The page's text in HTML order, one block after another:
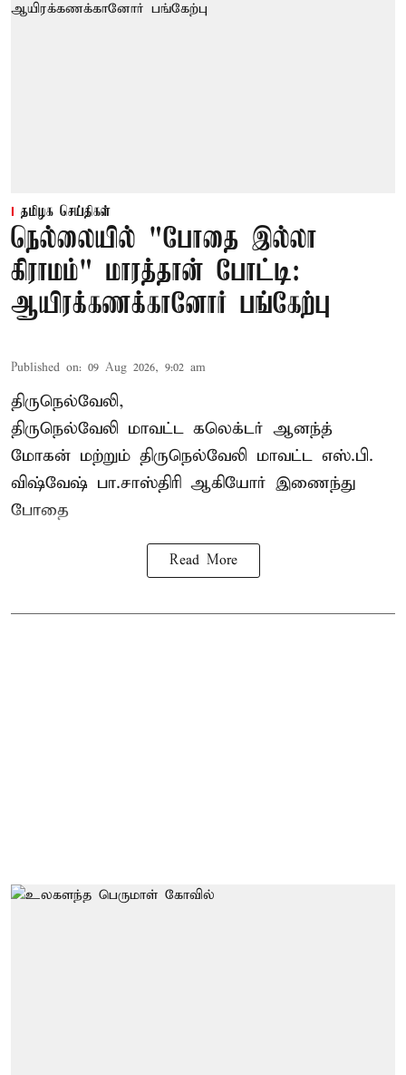
தமிழக செய்திகள்
நெல்லையில் "போதை இல்லா
கிராமம்" மாரத்தான் போட்டி:
ஆயிரக்கணக்கானோர் பங்கேற்பு
Published on: 09 Aug 2026, 9:02 am
திருநெல்வேலி,
திருநெல்வேலி மாவட்ட கலெக்டர் ஆனந்த்
மோகன் மற்றும் திருநெல்வேலி மாவட்ட எஸ்.பி.
விஷ்வேஷ் பா.சாஸ்திரி ஆகியோர் இணைந்து
போதை
Read More